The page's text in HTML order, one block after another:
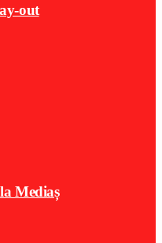
out
Mediaș